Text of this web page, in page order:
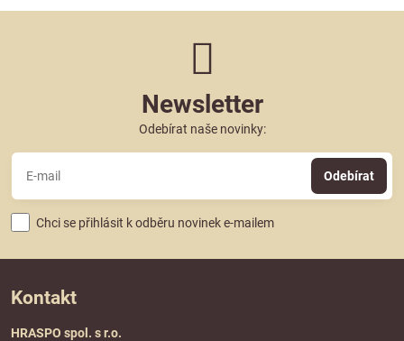
Newsletter
Odebírat naše novinky:
Odebírat
Chci se přihlásit k odběru novinek e-mailem
Kontakt
HRASPO spol. s r.o.